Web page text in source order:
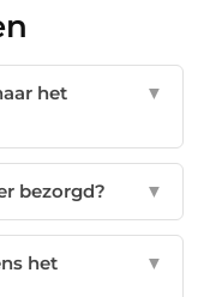
het
▼
bezorgd? ▼
het
▼